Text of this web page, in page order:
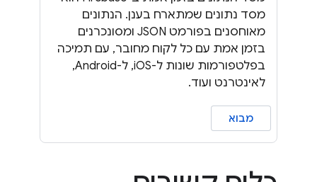
מסד נתונים שמתארח בענן. הנתונים
מאוחסנים בפורמט JSON ומסונכרנים
בזמן אמת עם כל לקוח מחובר, עם תמיכה
בפלטפורמות שונות ל-iOS, ל-Android,
לאינטרנט ועוד.
מבוא